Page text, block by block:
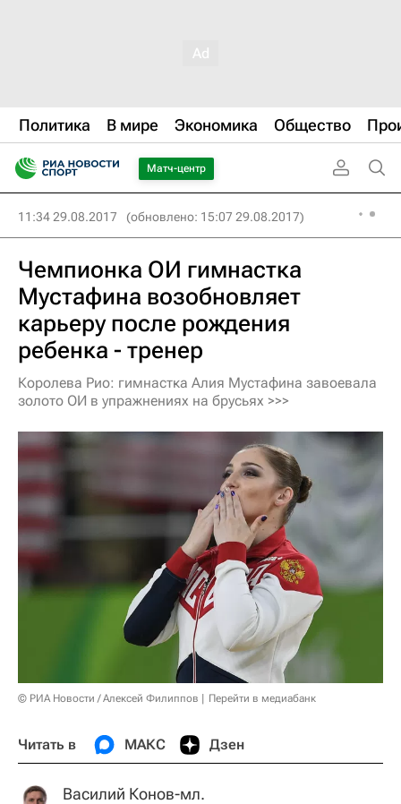
Политика В мире Экономика Общество
Матч-центр
11:34 29.08.2017 (обновлено: 15:07 29.08.2017)
Чемпионка ОИ гимнастка
Мустафина возобновляет
карьеру после рождения
ребенка - тренер
Королева Рио: гимнастка Алия Мустафина завоевала
золото ОИ в упражнениях на брусьях >>>
© РИА Новости / Алексей Филиппов Перейти в медиабанк
Читать в МАКС Дзен
Василий Конов-мл.